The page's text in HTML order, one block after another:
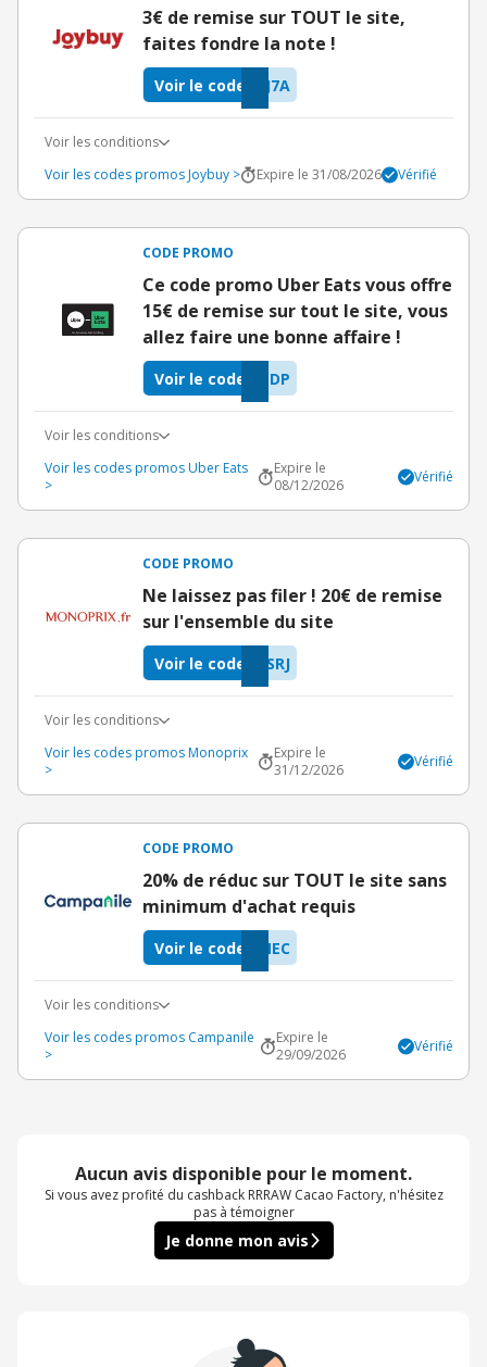
3€ de remise sur TOUT le site,
faites fondre la note !
J7A
Voir le code
Voir les conditions
Voir les codes promos Joybuy >
Expire le 31/08/2026 Vérifié
CODE PROMO
Ce code promo Uber Eats vous offre
15€ de remise sur tout le site, vous
allez faire une bonne affaire !
PDP
Voir le code
Voir les conditions
Voir les codes promos Uber Eats
>
Expire le
08/12/2026
Vérifié
CODE PROMO
Ne laissez pas filer ! 20€ de remise
sur l'ensemble du site
SRJ
Voir le code
Voir les conditions
Voir les codes promos Monoprix
>
Expire le
31/12/2026
Vérifié
CODE PROMO
20% de réduc sur TOUT le site sans
minimum d'achat requis
NEC
Voir le code
Voir les conditions
Voir les codes promos Campanile
>
Expire le
29/09/2026
Vérifié
Aucun avis disponible pour le moment.
Si vous avez profité du cashback RRRAW Cacao Factory, n'hésitez
pas à témoigner
Je donne mon avis